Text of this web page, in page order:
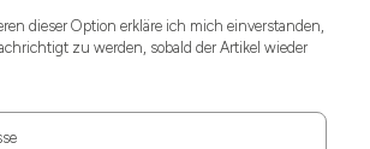
dieser Option erkläre ich mich einverstanden,
zu werden, sobald der Artikel wieder